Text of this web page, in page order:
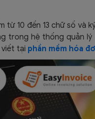
từ 10 đến 13 chữ số và
trong hệ thống quản
tại phần mềm hóa